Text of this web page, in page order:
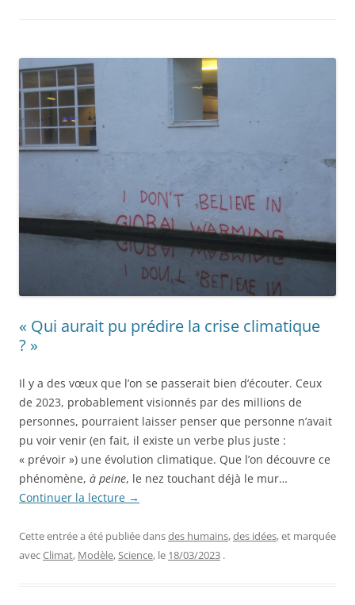
« Qui aurait pu prédire la crise climatique
? »
Il y a des vœux que l’on se passerait bien d’écouter. Ceux
de 2023, probablement visionnés par des millions de
personnes, pourraient laisser penser que personne n’avait
pu voir venir (en fait, il existe un verbe plus juste :
« prévoir ») une évolution climatique. Que l’on découvre ce
phénomène, à peine, le nez touchant déjà le mur…
Continuer la lecture →
Cette entrée a été publiée dansdes humains,des idées, et marquée
avecClimat, Modèle,Science, le 18/03/2023 .